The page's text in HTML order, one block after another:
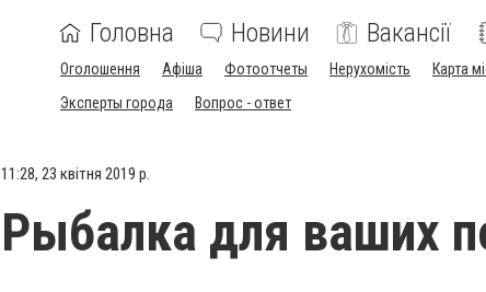
Головна Новини Вакансії
Оголошення Афіша Фотоотчеты Нерухомість Карта
Эксперты города
Вопрос - ответ
11:28, 23 квітня 2019 р.
Рыбалка для ваших